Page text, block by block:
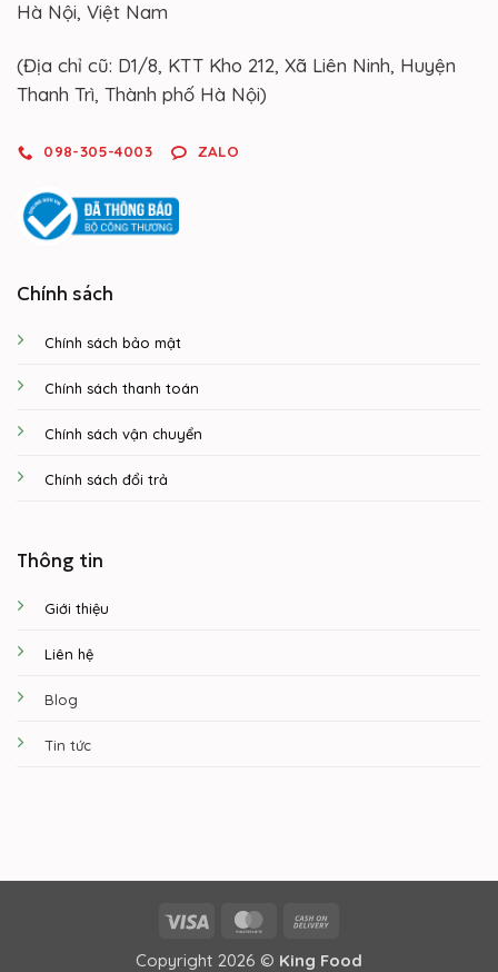
Hà Nội, Việt Nam
(Địa chỉ cũ: D1/8, KTT Kho 212, Xã Liên Ninh, Huyện
Thanh Trì, Thành phố Hà Nội)
098-305-4003 ZALO
Chính sách
Chính sách bảo mật
Chính sách thanh toán
Chính sách vận chuyển
Chính sách đổi trả
Thông tin
Giới thiệu
Liên hệ
Blog
Tin tức
Visa MasterCard
Copyright 2026 © King Food